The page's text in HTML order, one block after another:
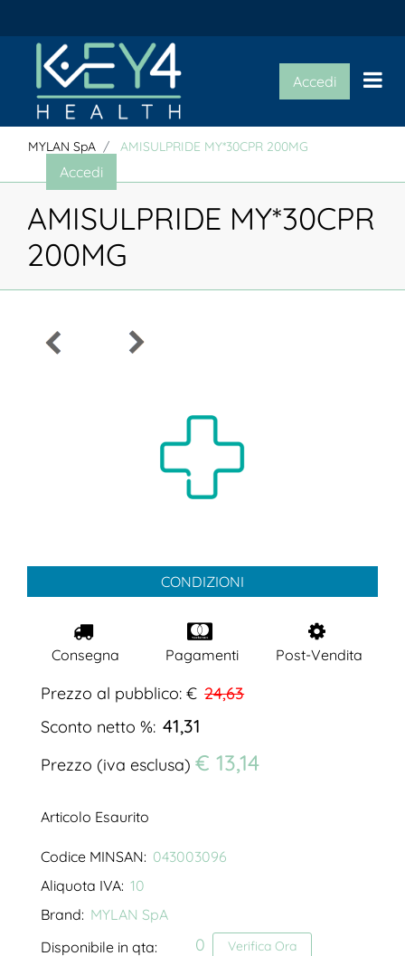
Accedi
Accedi
MYLAN SpA AMISULPRIDE MY*30CPR 200MG
AMISULPRIDE MY*30CPR
200MG
CONDIZIONI
Consegna Pagamenti Post-Vendita
Prezzo al pubblico: € 24,63
Sconto netto %: 41,31
Prezzo (iva esclusa) € 13,14
Articolo Esaurito
Codice MINSAN: 043003096
Aliquota IVA: 10
Brand: MYLAN SpA
Disponibile in qta:
Verifica Ora
0